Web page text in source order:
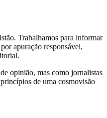
Trabalhamos para informar
apuração responsável,
opinião, mas como jornalistas
de uma cosmovisão